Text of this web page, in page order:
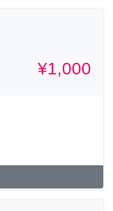
¥1,000